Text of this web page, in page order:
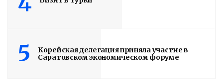
5
Корейская делегация приняла участие в
Саратовском экономическом форуме